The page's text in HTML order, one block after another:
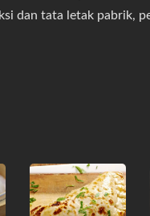
dan tata letak pabrik,